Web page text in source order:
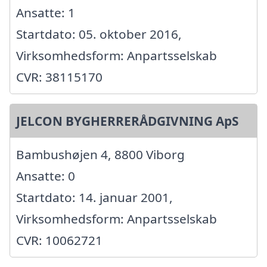
Ansatte: 1
Startdato: 05. oktober 2016,
Virksomhedsform: Anpartsselskab
CVR: 38115170
JELCON BYGHERRERÅDGIVNING ApS
Bambushøjen 4, 8800 Viborg
Ansatte: 0
Startdato: 14. januar 2001,
Virksomhedsform: Anpartsselskab
CVR: 10062721